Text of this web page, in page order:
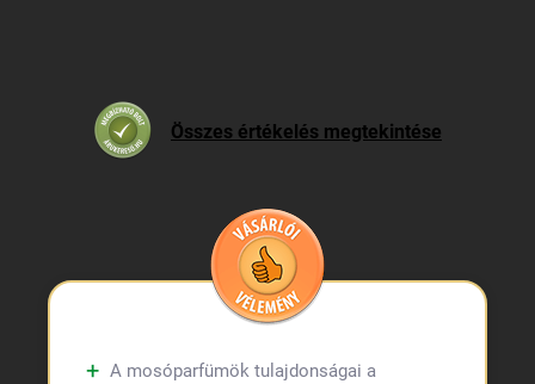
Összes értékelés megtekintése
A mosóparfümök tulajdonságai a